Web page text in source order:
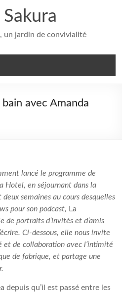
un jardin de convivialité
avec Amanda
lancé le programme de
Hotel, en séjournant dans la
semaines au cours desquelles
pour son podcast, La
de portraits d’invités et d’amis
Ci-dessous, elle nous invite
et de collaboration avec l’intimité
de fabrique, et partage une
depuis qu’il est passé entre les